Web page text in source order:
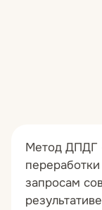
Метод ДПДГ
запросам